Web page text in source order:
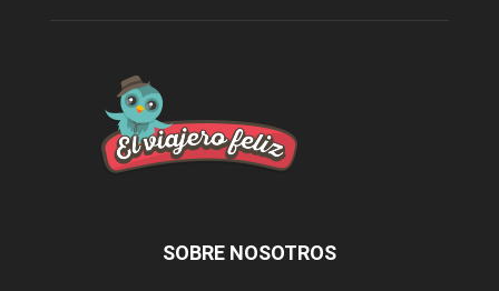
SOBRE NOSOTROS